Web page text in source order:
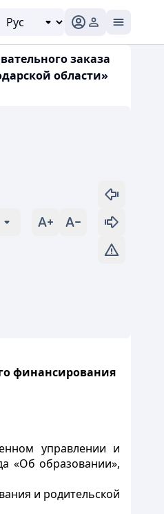
заказа
области»
финансирования
управлении и
«Об образовании»,
и родительской